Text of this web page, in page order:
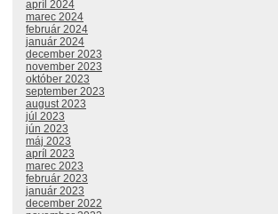
apríl 2024
marec 2024
február 2024
január 2024
december 2023
november 2023
október 2023
september 2023
august 2023
júl 2023
jún 2023
máj 2023
apríl 2023
marec 2023
február 2023
január 2023
december 2022